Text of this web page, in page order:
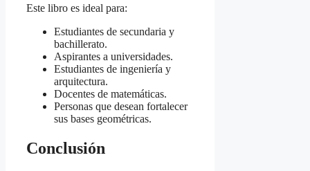
Este libro es ideal para:
Estudiantes de secundaria y
bachillerato.
Aspirantes a universidades.
Estudiantes de ingeniería y
arquitectura.
Docentes de matemáticas.
Personas que desean fortalecer
sus bases geométricas.
Conclusión